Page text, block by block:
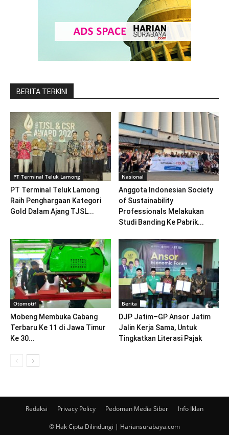
BERITA TERKINI
PT Terminal Teluk Lamong
PT Terminal Teluk Lamong
Raih Penghargaan Kategori
Gold Dalam Ajang TJSL...
Nasional
Anggota Indonesian Society
of Sustainability
Professionals Melakukan
Studi Banding Ke Pabrik...
Otomotif
Mobeng Membuka Cabang
Terbaru Ke 11 di Jawa Timur
Ke 30...
Berita
DJP Jatim–GP Ansor Jatim
Jalin Kerja Sama, Untuk
Tingkatkan Literasi Pajak
Redaksi Privacy Policy Pedoman Media Siber Info Iklan
© Hak Cipta Dilindungi | Hariansurabaya.com